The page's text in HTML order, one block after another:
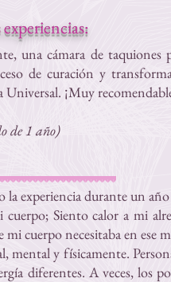
una cámara de taquiones
de curación y
¡Muy
de 1 año)
la experiencia durante un
Siento calor a mi
cuerpo necesitaba en ese
y físicamente.
diferentes. A veces, los